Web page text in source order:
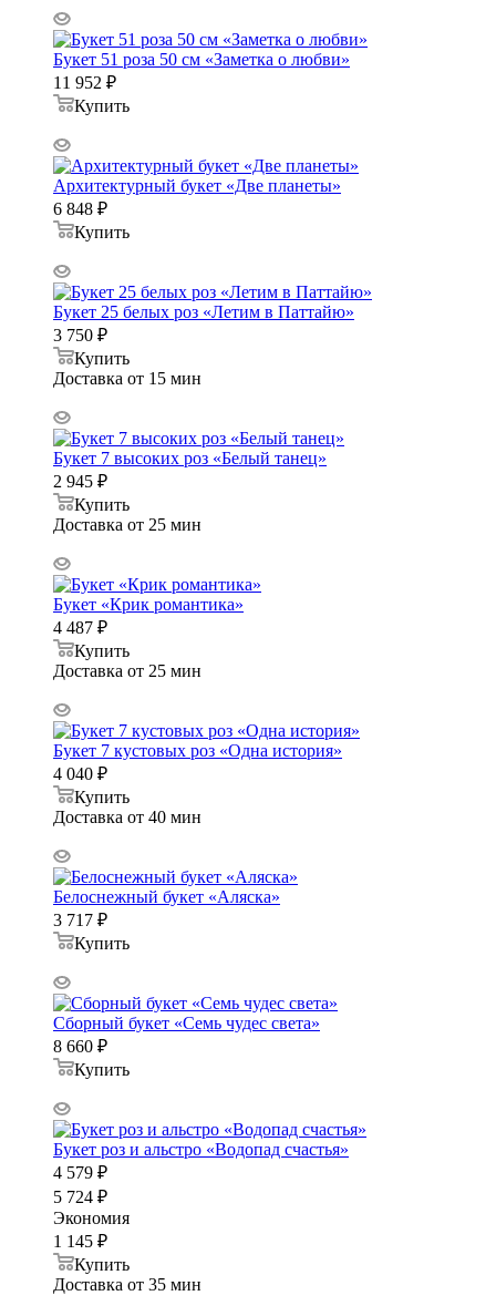
Букет 51 роза 50 см «Заметка о любви»
11 952 ₽
Купить
Архитектурный букет «Две планеты»
6 848 ₽
Купить
Букет 25 белых роз «Летим в Паттайю»
3 750 ₽
Купить
Доставка от 15 мин
Букет 7 высоких роз «Белый танец»
2 945 ₽
Купить
Доставка от 25 мин
Букет «Крик романтика»
4 487 ₽
Купить
Доставка от 25 мин
Букет 7 кустовых роз «Одна история»
4 040 ₽
Купить
Доставка от 40 мин
Белоснежный букет «Аляска»
3 717 ₽
Купить
Сборный букет «Семь чудес света»
8 660 ₽
Купить
Букет роз и альстро «Водопад счастья»
4 579 ₽
5 724 ₽
Экономия
1 145 ₽
Купить
Доставка от 35 мин